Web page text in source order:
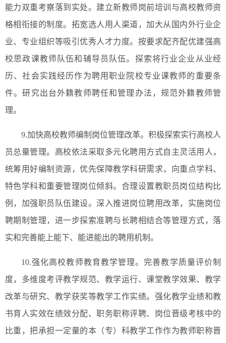
能力双重考察落到实处。建立新教师岗前培训与高校教师资
格相衔接的制度。拓宽选人用人渠道，加大从国内外行业企
业、专业组织等吸引优秀人才力度。按要求配齐配优建强高
校思政课教师队伍和辅导员队伍。探索将行业企业从业经
历、社会实践经历作为聘用职业院校专业课教师的重要条
件。研究出台外籍教师聘任和管理办法，规范外籍教师管
理。
9.加快高校教师编制岗位管理改革。积极探索实行高校人
员总量管理。高校依法采取多元化聘用方式自主灵活用人，
统筹用好编制资源，优先保障教学科研需求，向重点学科、
特色学科和重要管理岗位倾斜。合理设置教职员岗位结构比
例，加强职员队伍建设。深入推进岗位聘用改革，实施岗位
聘期制管理，进一步探索准聘与长聘相结合等管理方式，落
实和完善能上能下、能进能出的聘用机制。
10.强化高校教师教育教学管理。完善教学质量评价制
度，多维度考评教学规范、教学运行、课堂教学效果、教学
改革与研究、教学获奖等教学工作实绩。强化教学业绩和教
书育人实效在绩效分配、职务职称评聘、岗位晋级考核中的
比重，把承担一定量的本（专）科教学工作作为教师职称晋